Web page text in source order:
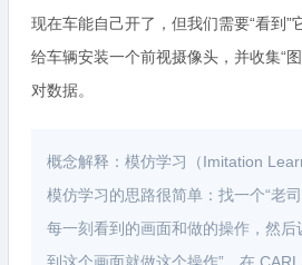
现在车能自己开了，但我们需要“看到”
给车辆安装一个前视摄像头，并收集“
对数据。
概念解释：模仿学习（Imitation
模仿学习的思路很简单：找一个“老
每一刻看到的画面和做的操作，然后